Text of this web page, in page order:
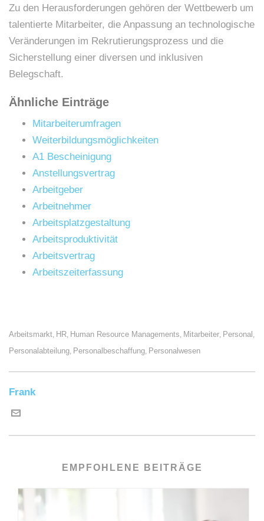
Zu den Herausforderungen gehören der Wettbewerb um
talentierte Mitarbeiter, die Anpassung an technologische
Veränderungen im Rekrutierungsprozess und die
Sicherstellung einer diversen und inklusiven
Belegschaft.
Ähnliche Einträge
Mitarbeiterumfragen
Weiterbildungsmöglichkeiten
A1 Bescheinigung
Anstellungsvertrag
Arbeitgeber
Arbeitnehmer
Arbeitsplatzgestaltung
Arbeitsproduktivität
Arbeitsvertrag
Arbeitszeiterfassung
Arbeitsmarkt HR Human Resource Managements Mitarbeiter Personal
Personalabteilung Personalbeschaffung Personalwesen
Frank
EMPFOHLENE BEITRÄGE